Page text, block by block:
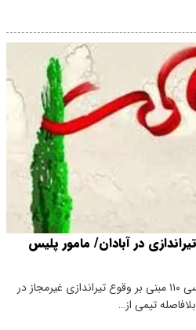
در آبادان/ مامور پلیس
در پی اعلام مرکز فوریت‌های پلیسی ۱۱۰ مبنی بر وقوع تیراندازی غیرمجاز در
تیمی از…